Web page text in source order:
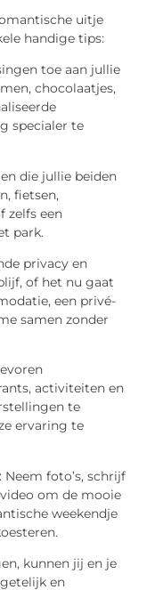
uitje
handige tips:
toe aan jullie
chocolaatjes,
specialer te
die jullie beiden
fietsen,
zelfs een
park.
privacy en
of het nu gaat
een privé-
samen zonder
activiteiten en
te
ervaring te
foto’s, schrijf
om de mooie
weekendje
kunnen jij en je
en